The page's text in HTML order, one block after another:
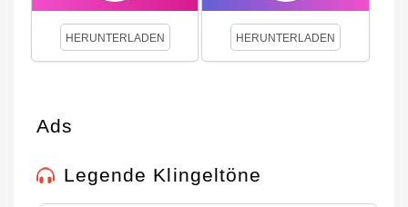
HERUNTERLADEN HERUNTERLADEN
Ads
Legende Klingeltöne